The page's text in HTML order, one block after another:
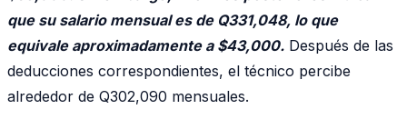
que su salario mensual es de Q331,048, lo que
equivale aproximadamente a $43,000. Después de las
deducciones correspondientes, el técnico percibe
alrededor de Q302,090 mensuales.